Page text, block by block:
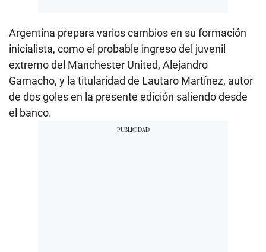
Argentina prepara varios cambios en su formación
inicialista, como el probable ingreso del juvenil
extremo del Manchester United, Alejandro
Garnacho, y la titularidad de Lautaro Martínez, autor
de dos goles en la presente edición saliendo desde
el banco.